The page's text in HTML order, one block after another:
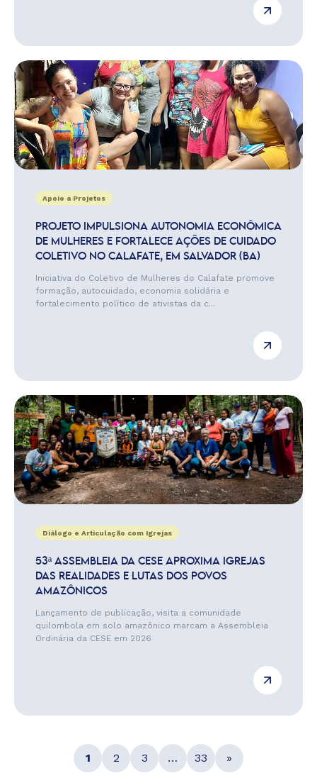
Apoio a Projetos
PROJETO IMPULSIONA AUTONOMIA ECONÔMICA
DE MULHERES E FORTALECE AÇÕES DE CUIDADO
COLETIVO NO CALAFATE, EM SALVADOR (BA)
Iniciativa do Coletivo de Mulheres do Calafate promove
formação, autocuidado, economia solidária e
fortalecimento político de ativistas da c...
Diálogo e Articulação com Igrejas
53ª ASSEMBLEIA DA CESE APROXIMA IGREJAS
DAS REALIDADES E LUTAS DOS POVOS
AMAZÔNICOS
Lançamento de publicação, visita a comunidade
quilombola em solo amazônico marcam a Assembleia
Ordinária da CESE em 2026
1 2 3 … 33 »